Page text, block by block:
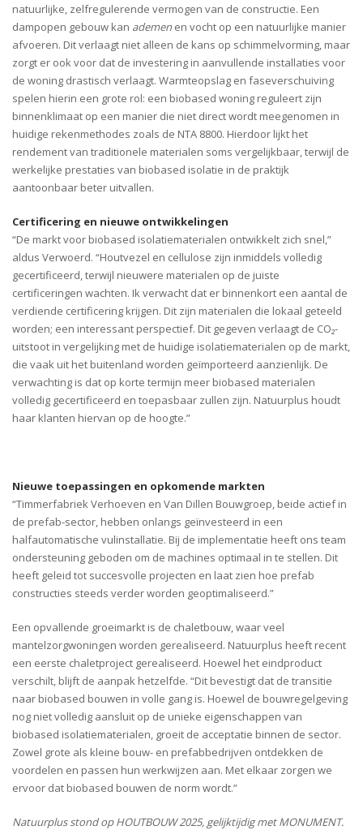
natuurlijke, zelfregulerende vermogen van de constructie. Een
dampopen gebouw kan ademen en vocht op een natuurlijke manier
afvoeren. Dit verlaagt niet alleen de kans op schimmelvorming, maar
zorgt er ook voor dat de investering in aanvullende installaties voor
de woning drastisch verlaagt. Warmteopslag en faseverschuiving
spelen hierin een grote rol: een biobased woning reguleert zijn
binnenklimaat op een manier die niet direct wordt meegenomen in
huidige rekenmethodes zoals de NTA 8800. Hierdoor lijkt het
rendement van traditionele materialen soms vergelijkbaar, terwijl de
werkelijke prestaties van biobased isolatie in de praktijk
aantoonbaar beter uitvallen.
Certificering en nieuwe ontwikkelingen
“De markt voor biobased isolatiematerialen ontwikkelt zich snel,”
aldus Verwoerd. “Houtvezel en cellulose zijn inmiddels volledig
gecertificeerd, terwijl nieuwere materialen op de juiste
certificeringen wachten. Ik verwacht dat er binnenkort een aantal de
verdiende certificering krijgen. Dit zijn materialen die lokaal geteeld
worden; een interessant perspectief. Dit gegeven verlaagt de CO₂-
uitstoot in vergelijking met de huidige isolatiematerialen op de markt,
die vaak uit het buitenland worden geïmporteerd aanzienlijk. De
verwachting is dat op korte termijn meer biobased materialen
volledig gecertificeerd en toepasbaar zullen zijn. Natuurplus houdt
haar klanten hiervan op de hoogte.”
Nieuwe toepassingen en opkomende markten
“Timmerfabriek Verhoeven en Van Dillen Bouwgroep, beide actief in
de prefab-sector, hebben onlangs geïnvesteerd in een
halfautomatische vulinstallatie. Bij de implementatie heeft ons team
ondersteuning geboden om de machines optimaal in te stellen. Dit
heeft geleid tot succesvolle projecten en laat zien hoe prefab
constructies steeds verder worden geoptimaliseerd.”
Een opvallende groeimarkt is de chaletbouw, waar veel
mantelzorgwoningen worden gerealiseerd. Natuurplus heeft recent
een eerste chaletproject gerealiseerd. Hoewel het eindproduct
verschilt, blijft de aanpak hetzelfde. “Dit bevestigt dat de transitie
naar biobased bouwen in volle gang is. Hoewel de bouwregelgeving
nog niet volledig aansluit op de unieke eigenschappen van
biobased isolatiematerialen, groeit de acceptatie binnen de sector.
Zowel grote als kleine bouw- en prefabbedrijven ontdekken de
voordelen en passen hun werkwijzen aan. Met elkaar zorgen we
ervoor dat biobased bouwen de norm wordt.”
Natuurplus stond op HOUTBOUW 2025, gelijktijdig met MONUMENT.